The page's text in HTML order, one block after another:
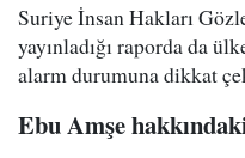
Suriye İnsan Hakları
yayınladığı raporda da
alarm durumuna dikkat
Ebu Amşe